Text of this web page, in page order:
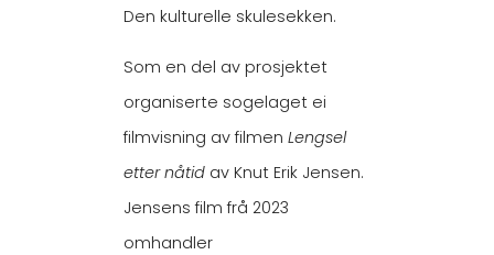
Den kulturelle skulesekken.
Som en del av prosjektet
organiserte sogelaget ei
filmvisning av filmen Lengsel
etter nåtid av Knut Erik Jensen.
Jensens film frå 2023
omhandler